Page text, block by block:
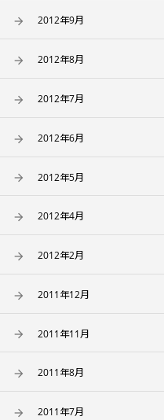
2012年9月
2012年8月
2012年7月
2012年6月
2012年5月
2012年4月
2012年2月
2011年12月
2011年11月
2011年8月
2011年7月